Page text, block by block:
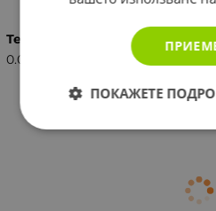
Тегло (кг.)
0.04
ПОКАЖЕТЕ